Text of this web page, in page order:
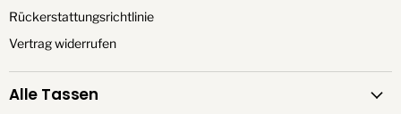
Rückerstattungsrichtlinie
Vertrag widerrufen
Alle Tassen